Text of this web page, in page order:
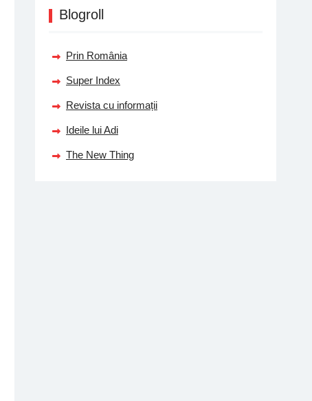
Blogroll
Prin România
Super Index
Revista cu informații
Ideile lui Adi
The New Thing